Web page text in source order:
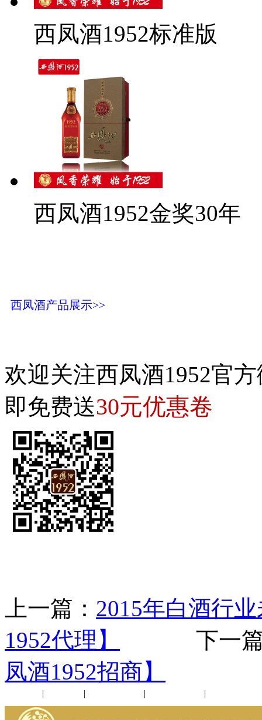
西凤酒1952标准版
西凤酒1952金奖30年
西凤酒产品展示>>
欢迎关注西凤酒1952官
即免费送30元优惠卷
上一篇： 2015年白酒行
1952代理】
下一篇
凤酒1952招商】
| | | |